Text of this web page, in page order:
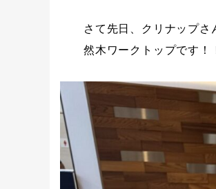
さて先日、クリナップ
然木ワークトップです！